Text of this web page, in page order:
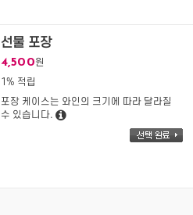
선물 포장
4,500원
1% 적립
포장 케이스는 와인의 크기에 따라 달라질
수 있습니다.